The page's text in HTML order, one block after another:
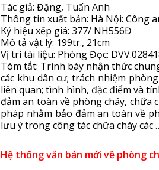
Tác giả: Đặng, Tuấn Anh
Thông tin xuất bản: Hà Nội: Công
Ký hiệu xếp giá: 377/ NH556Đ
Mô tả vật lý: 199tr., 21cm
Vị trí tài liệu: Phòng Đọc:
Tóm tắt: Trình bày nhận thức
các khu dân cư; trách nhiệm
liên quan; tình hình, đặc điểm và
đảm an toàn về phòng cháy, chữa
pháp nhằm bảo đảm an toàn về
lưu ý trong công tác chữa cháy các
Hệ thống văn bản mới về phòng